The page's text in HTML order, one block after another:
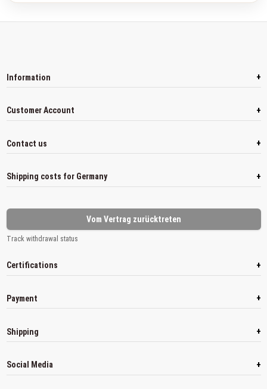
Information +
Customer Account +
Contact us +
Shipping costs for Germany +
Vom Vertrag zurücktreten
Track withdrawal status
Certifications +
Payment +
Shipping +
Social Media +